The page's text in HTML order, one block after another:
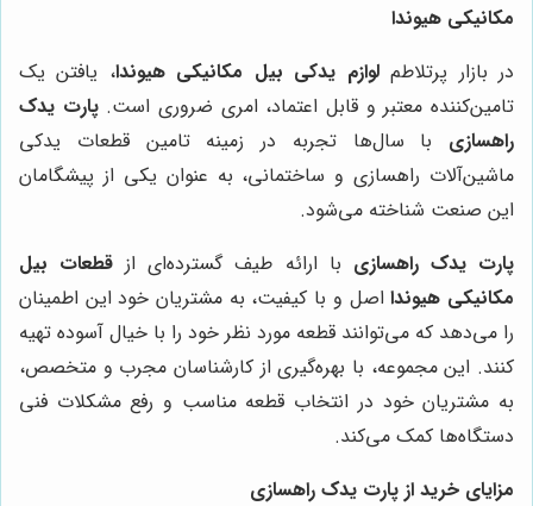
مکانیکی هیوندا
در بازار پرتلاطملوازم یدکی بیل مکانیکی هیوندا، یافتن یک
تامین‌کننده معتبر و قابل اعتماد، امری ضروری است.پارت یدک
راهسازی با سال‌ها تجربه در زمینه تامین قطعات یدکی
ماشین‌آلات راهسازی و ساختمانی، به عنوان یکی از پیشگامان
این صنعت شناخته می‌شود.
پارت یدک راهسازی با ارائه طیف گسترده‌ای از قطعات بیل
مکانیکی هیوندااصل و با کیفیت، به مشتریان خود این اطمینان
را می‌دهد که می‌توانند قطعه مورد نظر خود را با خیال آسوده تهیه
کنند. این مجموعه، با بهره‌گیری از کارشناسان مجرب و متخصص،
به مشتریان خود در انتخاب قطعه مناسب و رفع مشکلات فنی
دستگاه‌ها کمک می‌کند.
مزایای خرید از پارت یدک راهسازی